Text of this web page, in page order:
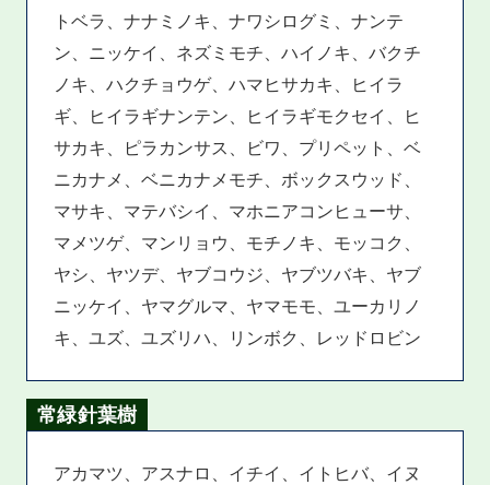
トベラ、ナナミノキ、ナワシログミ、ナンテ
ン、ニッケイ、ネズミモチ、ハイノキ、バクチ
ノキ、ハクチョウゲ、ハマヒサカキ、ヒイラ
ギ、ヒイラギナンテン、ヒイラギモクセイ、ヒ
サカキ、ピラカンサス、ビワ、プリペット、ベ
ニカナメ、ベニカナメモチ、ボックスウッド、
マサキ、マテバシイ、マホニアコンヒューサ、
マメツゲ、マンリョウ、モチノキ、モッコク、
ヤシ、ヤツデ、ヤブコウジ、ヤブツバキ、ヤブ
ニッケイ、ヤマグルマ、ヤマモモ、ユーカリノ
キ、ユズ、ユズリハ、リンボク、レッドロビン
常緑針葉樹
アカマツ、アスナロ、イチイ、イトヒバ、イヌ